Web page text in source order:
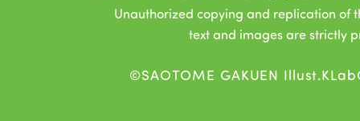
Unauthorized copying and replication of
text and images are strictly
©SAOTOME GAKUEN